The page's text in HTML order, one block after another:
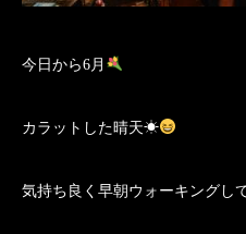
今日から6月
カラットした晴天☀
気持ち良く早朝ウォーキングし